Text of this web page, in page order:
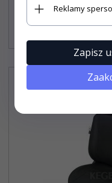
Reklamy
Zapisz